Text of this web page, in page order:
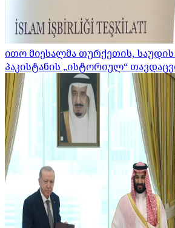
ითო მიესალმა თურქეთის,
პაკისტანის „ისტორიულ“